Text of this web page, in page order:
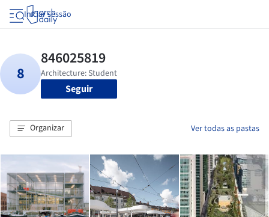
Iniciar sessão
Seguir
Organizar Ver todas as pastas